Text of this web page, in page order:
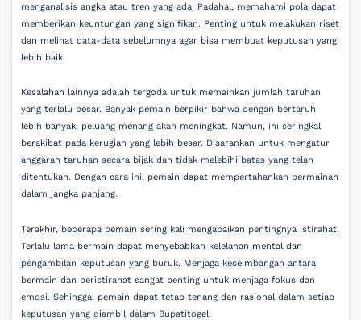
menganalisis angka atau tren yang ada. Padahal, memahami pola dapat
memberikan keuntungan yang signifikan. Penting untuk melakukan riset
dan melihat data-data sebelumnya agar bisa membuat keputusan yang
lebih baik.
Kesalahan lainnya adalah tergoda untuk memainkan jumlah taruhan
yang terlalu besar. Banyak pemain berpikir bahwa dengan bertaruh
lebih banyak, peluang menang akan meningkat. Namun, ini seringkali
berakibat pada kerugian yang lebih besar. Disarankan untuk mengatur
anggaran taruhan secara bijak dan tidak melebihi batas yang telah
ditentukan. Dengan cara ini, pemain dapat mempertahankan permainan
dalam jangka panjang.
Terakhir, beberapa pemain sering kali mengabaikan pentingnya istirahat.
Terlalu lama bermain dapat menyebabkan kelelahan mental dan
pengambilan keputusan yang buruk. Menjaga keseimbangan antara
bermain dan beristirahat sangat penting untuk menjaga fokus dan
emosi. Sehingga, pemain dapat tetap tenang dan rasional dalam setiap
keputusan yang diambil dalam Bupatitogel.